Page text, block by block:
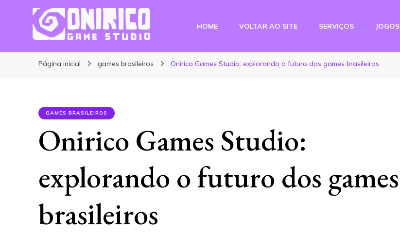
Blog Onirico Game Studio
HOME VOLTAR AO SITE SERVIÇOS JOGOS
Página inicial games brasileiros Onirico Games Studio: explorando o futuro dos games brasileiros
GAMES BRASILEIROS
Onirico Games Studio:
explorando o futuro dos games
brasileiros